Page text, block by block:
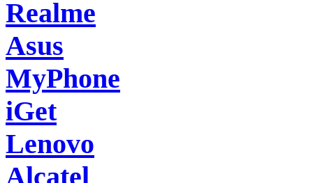
Realme
Asus
MyPhone
iGet
Lenovo
Alcatel